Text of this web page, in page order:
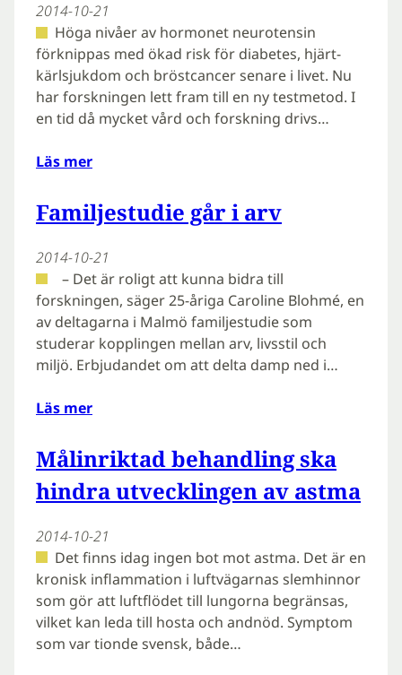
2014-10-21
Höga nivåer av hormonet neurotensin
förknippas med ökad risk för diabetes, hjärt-
kärlsjukdom och bröstcancer senare i livet. Nu
har forskningen lett fram till en ny testmetod. I
en tid då mycket vård och forskning drivs…
Läs mer
Familjestudie går i arv
2014-10-21
– Det är roligt att kunna bidra till
forskningen, säger 25-åriga Caroline Blohmé, en
av deltagarna i Malmö familjestudie som
studerar kopplingen mellan arv, livsstil och
miljö. Erbjudandet om att delta damp ned i…
Läs mer
Målinriktad behandling ska
hindra utvecklingen av astma
2014-10-21
Det finns idag ingen bot mot astma. Det är en
kronisk inflammation i luftvägarnas slemhinnor
som gör att luftflödet till lungorna begränsas,
vilket kan leda till hosta och andnöd. Symptom
som var tionde svensk, både…